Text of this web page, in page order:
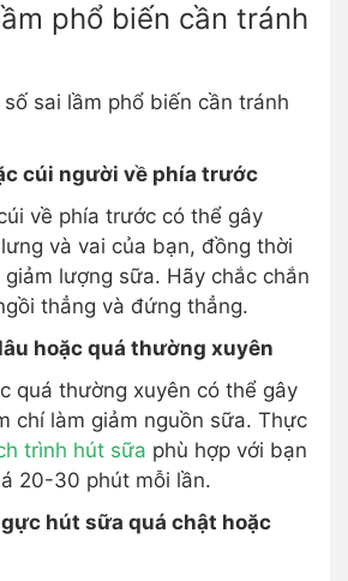
phổ biến cần tránh
sai lầm phổ biến cần tránh
cúi người về phía trước
về phía trước có thể gây
và vai của bạn, đồng thời
lượng sữa. Hãy chắc chắn
thẳng và đứng thẳng.
hoặc quá thường xuyên
quá thường xuyên có thể gây
chí làm giảm nguồn sữa. Thực
trình hút sữa phù hợp với bạn
20-30 phút mỗi lần.
hút sữa quá chật hoặc